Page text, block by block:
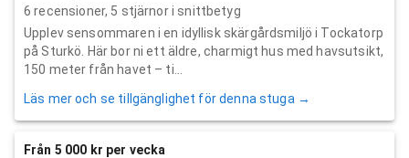
6 recensioner, 5 stjärnor i snittbetyg
Upplev sensommaren i en idyllisk skärgårdsmiljö i Tockatorp
på Sturkö. Här bor ni ett äldre, charmigt hus med havsutsikt,
150 meter från havet – ti...
Läs mer och se tillgänglighet för denna stuga →
Från 5 000 kr per vecka